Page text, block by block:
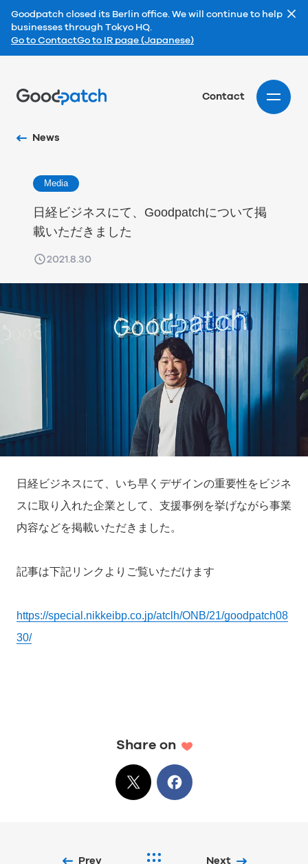
Goodpatch closed its Berlin office. We will continue to help
businesses through Tokyo HQ.
Go to ContactGo to IR page (Japanese)
Contact
News
Media
日経ビジネスにて、Goodpatchについて掲
載いただきました
2021.8.30
日経ビジネスにて、いち早くデザインの重要性をビジネ
スに取り入れた企業として、支援事例を挙げながら事業
内容などを掲載いただきました。
記事は下記リンクよりご覧いただけます
https://special.nikkeibp.co.jp/atclh/ONB/21/goodpatch08
30/
Share on
XでシェアFacebook
Prev Next